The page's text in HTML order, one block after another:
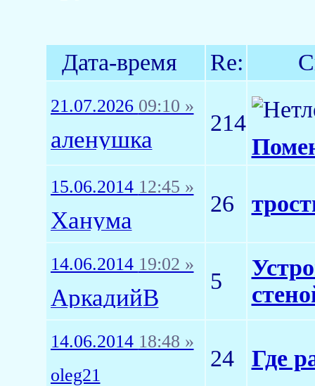
Дата-время Re:
21.07.2026 09:10 »
аленушка
214
15.06.2014 12:45 »
Ханума
26
14.06.2014 19:02 »
АркадийВ
5
14.06.2014 18:48 »
oleg21
24 Где